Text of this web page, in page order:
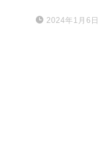
2024年1月6日